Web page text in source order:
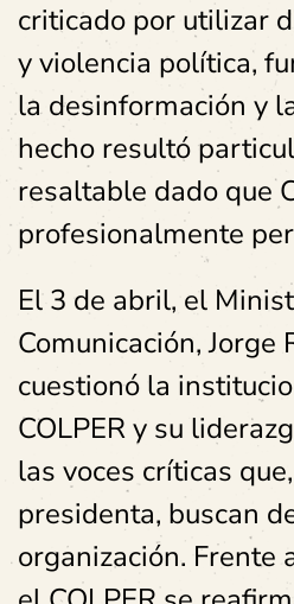
criticado por utilizar
y violencia política,
la desinformación y
hecho resultó
resaltable dado que
profesionalmente
El 3 de abril, el
Comunicación, Jorge
cuestionó la
COLPER y su
las voces críticas
presidenta, buscan
organización. Frente